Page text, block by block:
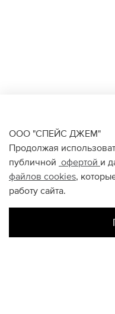
ООО "СПЕЙС ДЖЕМ"
Продолжая
публичной офертой и
файлов cookies,
работу сайта.